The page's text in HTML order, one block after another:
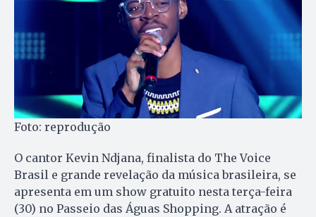
Foto: reprodução
O cantor Kevin Ndjana, finalista do The Voice
Brasil e grande revelação da música brasileira, se
apresenta em um show gratuito nesta terça-feira
(30) no Passeio das Águas Shopping. A atração é